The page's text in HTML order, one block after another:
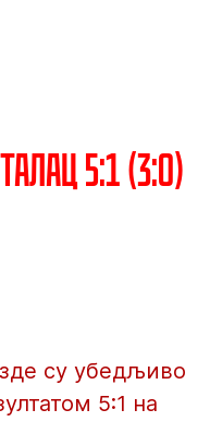
5:1 (3:0)
су убедљиво
5:1 на